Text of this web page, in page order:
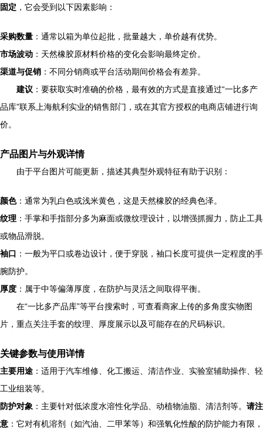
固定 ，它会受到以下因素影响：
采购数量 ：通常以箱为单位起批，批量越大，单价越有优势。
市场波动 ：天然橡胶原材料价格的变化会影响最终定价。
渠道与促销 ：不同分销商或平台活动期间价格会有差异。
建议 ：要获取实时准确的价格，最有效的方式是直接通过“一比多产
品库”联系上海航利实业的销售部门，或在其官方授权的电商店铺进行询
价。
产品图片与外观详情
由于平台图片可能更新，描述其典型外观特征有助于识别：
颜色：通常为乳白色或浅米黄色，这是天然橡胶的经典色泽。
纹理 ：手掌和手指部分多为麻面或微纹理设计，以增强抓握力，防止工具
或物品滑脱。
袖口 ：一般为平口或卷边设计，便于穿脱，袖口长度可提供一定程度的手
腕防护。
厚度 ：属于中等偏薄厚度，在防护与灵活之间取得平衡。
在“一比多产品库”等平台搜索时，可查看商家上传的多角度实物图
片，重点关注手套的纹理、厚度展示以及可能存在的尺码标识。
关键参数与使用详情
主要用途 ：适用于汽车维修、化工搬运、清洁作业、实验室辅助操作、轻
工业组装等。
防护对象 ：主要针对低浓度水溶性化学品、动植物油脂、清洁剂等。 请注
意 ：它对有机溶剂（如汽油、二甲苯等）和强氧化性酸的防护能力有限，